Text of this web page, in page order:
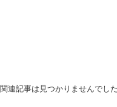
関連記事は見つかりませんでした